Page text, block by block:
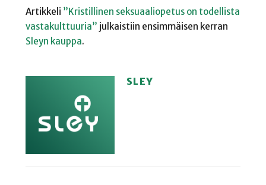
Artikkeli ”Kristillinen seksuaaliopetus on todellista
vastakulttuuria” julkaistiin ensimmäisen kerran
Sleyn kauppa.
SLEY